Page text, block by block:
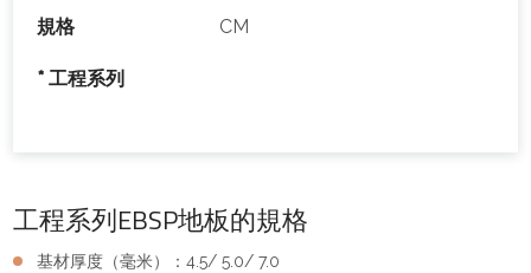
規格 CM
* 工程系列
工程系列EBSP地板的規格
基材厚度（毫米）：4.5/ 5.0/ 7.0